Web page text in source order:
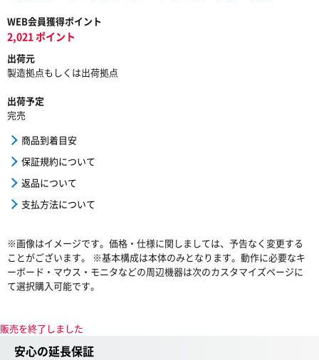
WEB会員獲得ポイント
2,021 ポイント
出荷元
製造拠点もしくは出荷拠点
出荷予定
完売
商品到着目安
保証規約について
返品について
支払方法について
※画像はイメージです。価格・仕様に関しましては、予告なく変更する
ことがございます。 ※基本構成は本体のみとなります。動作に必要なキ
ーボード・マウス・モニタなどの周辺機器は次のカスタマイズページに
て選択購入可能です。
販売を終了しました
安心の延長保証